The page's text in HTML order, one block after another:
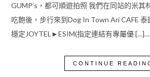
GUMP’s，都可順遊拍照 我們在同站的米其
吃飽後，步行來到Dog In Town Ari CAFE
穩定JOYTEL►ESIM(指定連結有專屬優 […]…
CONTINUE